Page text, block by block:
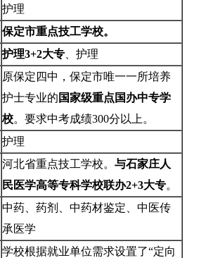
护理
保定市重点技工学校。
护理3+2大专、护理
原保定四中，保定市唯一一所培养
护士专业的 国家级重点国办中专学
校。要求中考成绩300分以上。
护理
河北省重点技工学校。 与石家庄人
民医学高等专科学校联办2+3大专。
中药、药剂、中药材鉴定、中医传
承医学
学校根据就业单位需求设置了“定向